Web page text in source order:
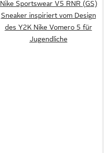
Nike Sportswear V5 RNR (GS)
Sneaker inspiriert vom Design
des Y2K Nike Vomero 5 für
Jugendliche